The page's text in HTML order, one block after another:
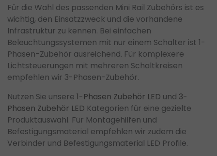
Für die Wahl des passenden Mini Rail Zubehörs ist es
wichtig, den Einsatzzweck und die vorhandene
Infrastruktur zu kennen. Bei einfachen
Beleuchtungssystemen mit nur einem Schalter ist 1-
Phasen-Zubehör ausreichend. Für komplexere
Lichtsteuerungen mit mehreren Schaltkreisen
empfehlen wir 3-Phasen-Zubehör.
Nutzen Sie unsere 1-Phasen Zubehör LED und 3-
Phasen Zubehör LED Kategorien für eine gezielte
Produktauswahl. Für Montagehilfen und
Befestigungsmaterial empfehlen wir zudem die
Verbinder und Befestigungsmaterial LED Profile.